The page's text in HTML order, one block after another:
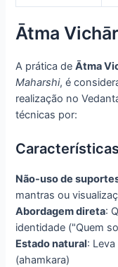
Ātma
A prática deĀtma
Maharshi, é
realização no
técnicas por:
Não-uso de
mantras ou
Abordagem direta:
identidade ("Quem
Estado natural:
(ahamkara)